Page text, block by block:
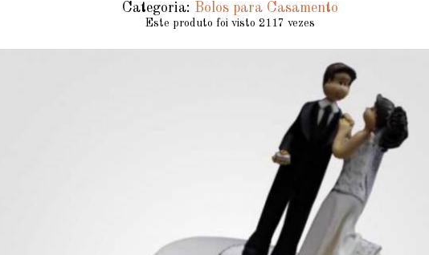
Categoria: Bolos para Casamento
Este produto foi visto 2117 vezes